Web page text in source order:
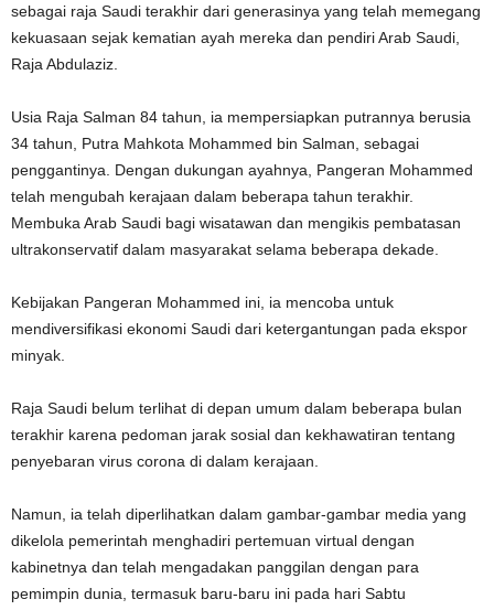
sebagai raja Saudi terakhir dari generasinya yang telah memegang
kekuasaan sejak kematian ayah mereka dan pendiri Arab Saudi,
Raja Abdulaziz.
Usia Raja Salman 84 tahun, ia mempersiapkan putrannya berusia
34 tahun, Putra Mahkota Mohammed bin Salman, sebagai
penggantinya. Dengan dukungan ayahnya, Pangeran Mohammed
telah mengubah kerajaan dalam beberapa tahun terakhir.
Membuka Arab Saudi bagi wisatawan dan mengikis pembatasan
ultrakonservatif dalam masyarakat selama beberapa dekade.
Kebijakan Pangeran Mohammed ini, ia mencoba untuk
mendiversifikasi ekonomi Saudi dari ketergantungan pada ekspor
minyak.
Raja Saudi belum terlihat di depan umum dalam beberapa bulan
terakhir karena pedoman jarak sosial dan kekhawatiran tentang
penyebaran virus corona di dalam kerajaan.
Namun, ia telah diperlihatkan dalam gambar-gambar media yang
dikelola pemerintah menghadiri pertemuan virtual dengan
kabinetnya dan telah mengadakan panggilan dengan para
pemimpin dunia, termasuk baru-baru ini pada hari Sabtu